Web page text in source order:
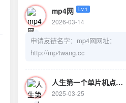
reddit/x也没有问题，还有各种ai优
化节点。
mp4网 Lv.1
2026-03-14
申请友链名字：mp4网网址：
http://mp4wang.cc
人生第一个单片机点灯完成 - 彭鸿的博客
2025-03-25